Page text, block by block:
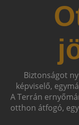
Biztonságot
képviselő,
A Terrán
otthon átfogó,